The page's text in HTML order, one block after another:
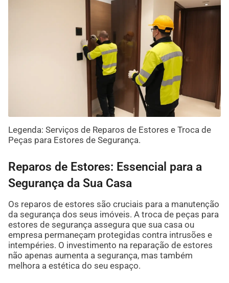
Legenda: Serviços de Reparos de Estores e Troca de
Peças para Estores de Segurança.
Reparos de Estores: Essencial para a
Segurança da Sua Casa
Os reparos de estores são cruciais para a manutenção
da segurança dos seus imóveis. A troca de peças para
estores de segurança assegura que sua casa ou
empresa permaneçam protegidas contra intrusões e
intempéries. O investimento na reparação de estores
não apenas aumenta a segurança, mas também
melhora a estética do seu espaço.